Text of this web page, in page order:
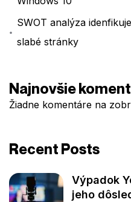
SWOT analýza
slabé stránky
Najnovšie
Žiadne komentáre na
Recent Posts
Výpadok
jeho